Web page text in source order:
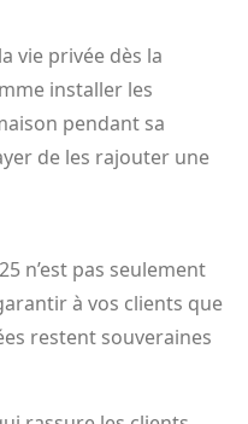
vie privée dès la
installer les
pendant sa
de les rajouter une
n’est pas seulement
à vos clients que
restent souveraines